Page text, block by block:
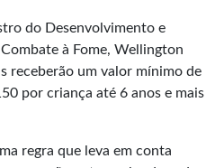
do Desenvolvimento e
à Fome, Wellington
receberão um valor mínimo de
por criança até 6 anos e mais
regra que leva em conta